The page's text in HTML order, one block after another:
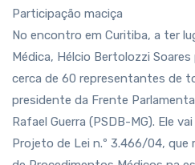
Participação maciça
No encontro em Curitiba, a ter
Médica, Hélcio Bertolozzi
cerca de 60 representantes de
presidente da Frente
Rafael Guerra (PSDB-MG). Ele
Projeto de Lei n.º 3.466/04, que